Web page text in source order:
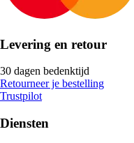
Levering en retour
30 dagen bedenktijd
Retourneer je bestelling
Trustpilot
Diensten